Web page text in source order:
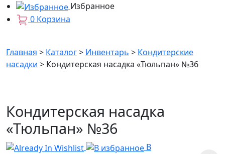
Избранное
0 Корзина
Главная > Каталог> Инвентарь > Кондитерские
насадки > Кондитерская насадка «Тюльпан» №36
Кондитерская насадка
«Тюльпан» №36
В